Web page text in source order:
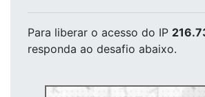
Para liberar o acesso do IP
responda ao desafio abaixo.